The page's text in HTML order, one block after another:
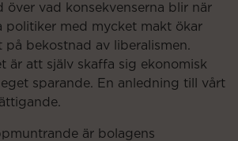
över vad konsekvenserna blir när
politiker med mycket makt ökar
bekostnad av liberalismen.
är att själv skaffa sig ekonomisk
sparande. En anledning till vårt
är bolagens